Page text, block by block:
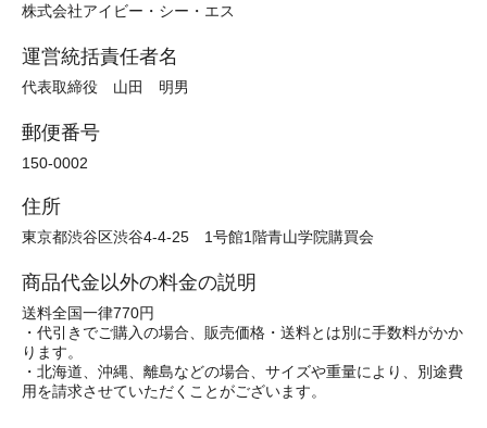
株式会社アイビー・シー・エス
運営統括責任者名
代表取締役 山田 明男
郵便番号
150-0002
住所
東京都渋谷区渋谷4-4-25 1号館1階青山学院購買会
商品代金以外の料金の説明
送料全国一律770円
・代引きでご購入の場合、販売価格・送料とは別に手数料がかか
ります。
・北海道、沖縄、離島などの場合、サイズや重量により、別途費
用を請求させていただくことがございます。